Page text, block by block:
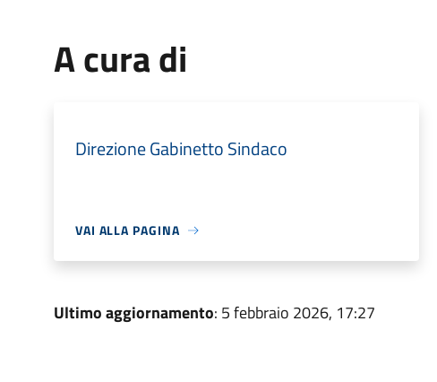
A cura di
Direzione Gabinetto Sindaco
VAI ALLA PAGINA
Ultimo aggiornamento: 5 febbraio 2026, 17:27